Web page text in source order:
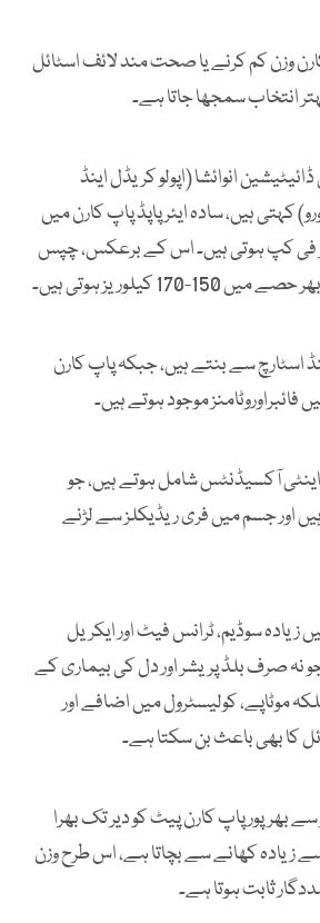
وزن کم کرنے یا صحت مند لائف اسٹائل
انتخاب سمجھا جاتا ہے۔
انوائشا (اپولو کریڈل اینڈ
کہتی ہیں، سادہ ایئر پاپڈ پاپ کارن میں
کیلوریز فی کپ ہوتی ہیں۔ اس کے برعکس، چپس
کیلوریز ہوتی ہیں۔
اسٹارچ سے بنتے ہیں، جبکہ پاپ کارن
موجود ہوتے ہیں۔
اینٹی آکسیڈنٹس شامل ہوتے ہیں، جو
اور جسم میں فری ریڈیکلز سے لڑنے
سوڈیم، ٹرانس فیٹ اور ایکریل
نہ صرف بلڈ پریشر اور دل کی بیماری کے
موٹاپے، کولیسٹرول میں اضافے اور
کا بھی باعث بن سکتا ہے۔
بھرپور پاپ کارن پیٹ کو دیر تک بھرا
زیادہ کھانے سے بچاتا ہے، اس طرح وزن
ثابت ہوتا ہے۔